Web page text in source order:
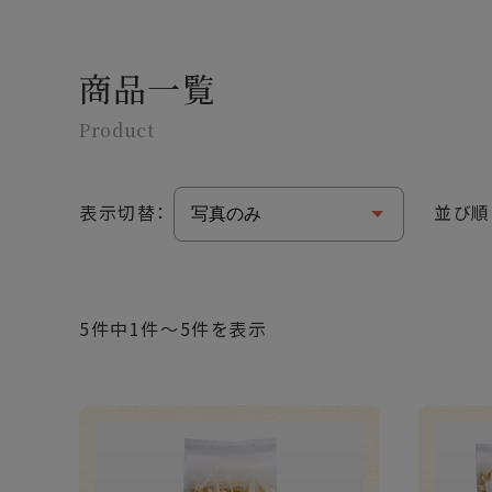
商品一覧
Product
表示切替： 並び
5件中1件～5件を表示